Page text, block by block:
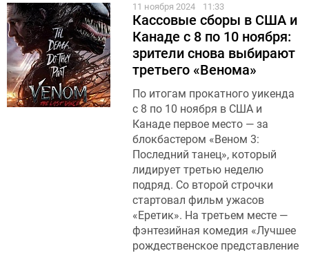
11 ноября 2024 11:33
Кассовые сборы в США и
Канаде с 8 по 10 ноября:
зрители снова выбирают
третьего «Венома»
По итогам прокатного уикенда
с 8 по 10 ноября в США и
Канаде первое место — за
блокбастером «Веном 3:
Последний танец», который
лидирует третью неделю
подряд. Со второй строчки
стартовал фильм ужасов
«Еретик». На третьем месте —
фэнтезийная комедия «Лучшее
рождественское представление